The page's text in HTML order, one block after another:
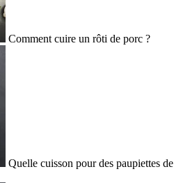
Comment cuire un rôti de porc ?
Quelle cuisson pour des paupiettes de